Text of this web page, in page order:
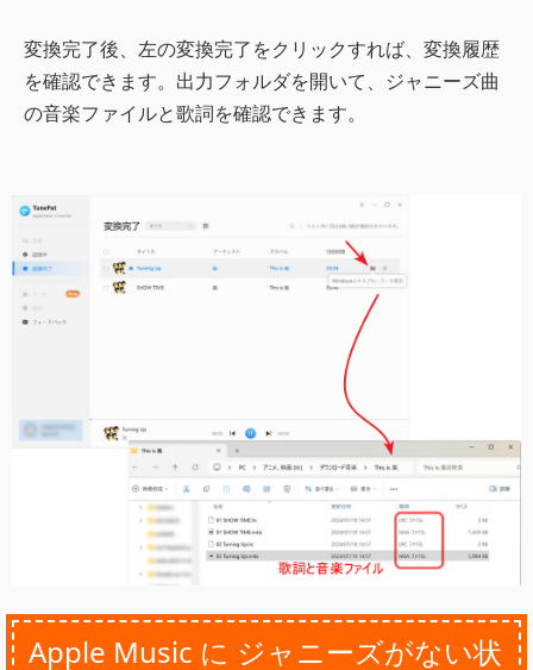
変換完了後、左の変換完了をクリックすれば、変換履歴
を確認できます。出力フォルダを開いて、ジャニーズ曲
の音楽ファイルと歌詞を確認できます。
Apple Music に ジャニーズがない状